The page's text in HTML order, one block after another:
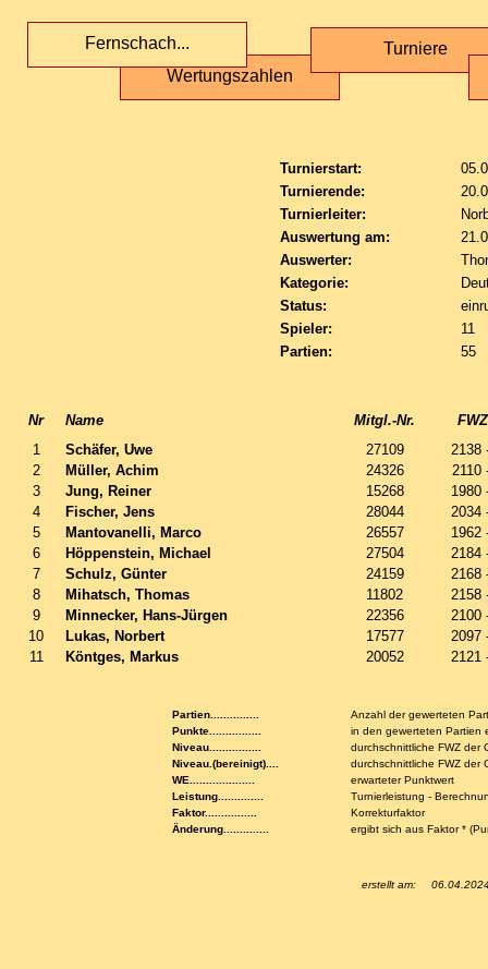
Wertungszahlen
Fernschach... Turniere
Turnierstart:
Turnierende:
Turnierleiter:
Auswertung am:
Auswerter:
Kategorie:
Status:
Spieler:
11
Partien:
55
Nr Name Mitgl.-Nr.
1
Schäfer, Uwe 27109
2138
2
Müller, Achim 24326
2110
3
Jung, Reiner 15268
1980
4
Fischer, Jens 28044
2034
5
Mantovanelli, Marco 26557
1962
6
Höppenstein, Michael 27504
2184
7
Schulz, Günter 24159
2168
8
Mihatsch, Thomas 11802
2158
9
Minnecker, Hans-Jürgen 22356
2100
10
Lukas, Norbert 17577
2097
11
Köntges, Markus 20052 2121
Partien...............
Anzahl der gewerteten
Punkte................
in den gewerteten Partien
Niveau................
durchschnittliche FWZ der
Niveau.(bereinigt)....
durchschnittliche FWZ der
WE....................
erwarteter Punktwert
Leistung..............
Turnierleistung -
Faktor................
Korrekturfaktor
Änderung..............
ergibt sich aus Faktor *
erstellt am: